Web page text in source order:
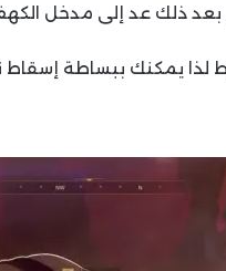
بعد ذلك عد إلى مدخل
يمكنك ببساطة إسقاط